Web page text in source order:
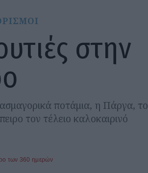
στην
ποτάμια, η Πάργα, το
τον τέλειο καλοκαιρινό
των 360 ημερών